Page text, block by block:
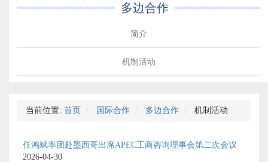
多边合作
简介
机制活动
当前位置: 首页 国际合作 多边合作 机制活动
任鸿斌率团赴墨西哥出席APEC工商咨询理事会第二次会议
2026-04-30